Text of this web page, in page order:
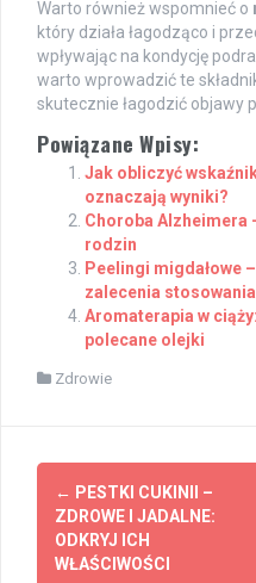
Warto również wspomnieć o
który działa łagodząco i
wpływając na kondycję
warto wprowadzić te
skutecznie łagodzić objawy
Powiązane Wpisy:
Jak obliczyć
oznaczają wyniki?
Choroba Alzheimera
rodzin
Peelingi migdałowe
zalecenia stosowania
Aromaterapia w
polecane olejki
Zdrowie
Post
navigation
← PESTKI CUKINII –
ZDROWE I JADALNE:
ODKRYJ ICH
WŁAŚCIWOŚCI